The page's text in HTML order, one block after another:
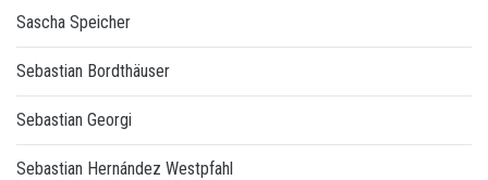
Sascha Speicher
Sebastian Bordthäuser
Sebastian Georgi
Sebastian Hernández Westpfahl